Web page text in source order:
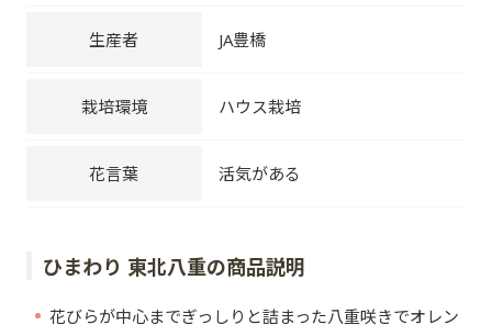
生産者 JA豊橋
栽培環境 ハウス栽培
花言葉 活気がある
ひまわり 東北八重の商品説明
花びらが中心までぎっしりと詰まった八重咲きでオレン